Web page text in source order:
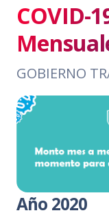
COVID-
GOBIERNO
Año 2020